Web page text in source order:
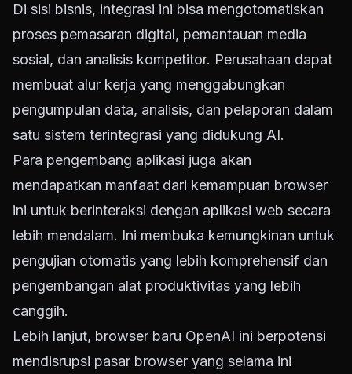
Di sisi bisnis, integrasi ini bisa mengotomatiskan
proses pemasaran digital, pemantauan media
sosial, dan analisis kompetitor. Perusahaan dapat
membuat alur kerja yang menggabungkan
pengumpulan data, analisis, dan pelaporan dalam
satu sistem terintegrasi yang didukung AI.
Para pengembang aplikasi juga akan
mendapatkan manfaat dari kemampuan browser
ini untuk berinteraksi dengan aplikasi web secara
lebih mendalam. Ini membuka kemungkinan untuk
pengujian otomatis yang lebih komprehensif dan
pengembangan alat produktivitas yang lebih
canggih.
Lebih lanjut, browser baru OpenAI ini berpotensi
mendisrupsi pasar browser yang selama ini